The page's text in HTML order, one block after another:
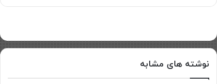
نوشته های مشابه